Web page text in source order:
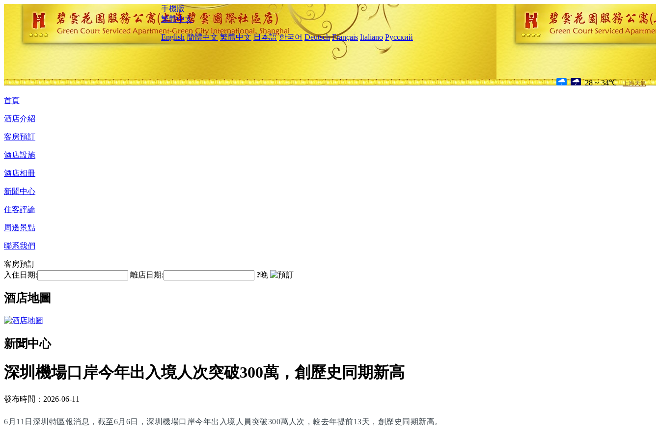
手機版
繁體中文
English 簡體中文 繁體中文 日本語 한국어 Deutsch Français Italiano Русский
28 ~ 34℃ 上海天氣
首頁
酒店介紹
客房預訂
酒店設施
酒店相冊
新聞中心
住客評論
周邊景點
聯系我們
客房預訂
入住日期:
離店日期: ?晚
酒店地圖
新聞中心
深圳機場口岸今年出入境人次突破300萬，創歷史同期新高
發布時間：2026-06-11
6月11日深圳特區報消息，截至6月6日，深圳機場口岸今年出入境人員突破300萬人次，較去年提前13天，創歷史同期新高。